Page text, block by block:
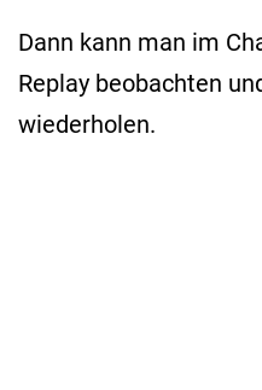
Dann kann man im
Replay beobachten
wiederholen.